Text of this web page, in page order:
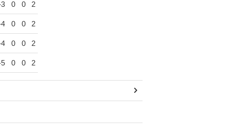
0 0 2
0 0 2
0 0 2
0 0 2